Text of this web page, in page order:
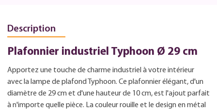
Description
Plafonnier industriel Typhoon Ø 29 cm
Apportez une touche de charme industriel à votre intérieur
avec la lampe de plafond Typhoon. Ce plafonnier élégant, d'un
diamètre de 29 cm et d'une hauteur de 10 cm, est l'ajout parfait
à n'importe quelle pièce. La couleur rouille et le design en métal